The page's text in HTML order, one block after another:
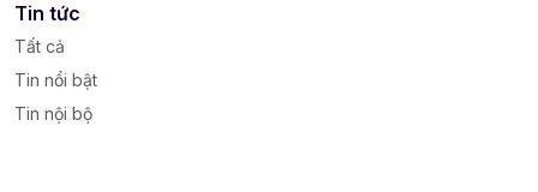
Tin tức
Tất cả
Tin nổi bật
Tin nội bộ